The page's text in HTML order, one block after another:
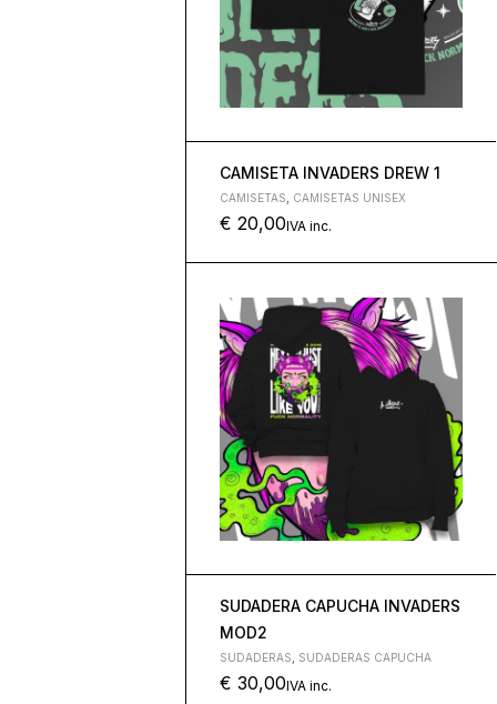
CAMISETA INVADERS DREW 1
CAMISETAS CAMISETAS UNISEX
€ 20,00IVA inc.
SUDADERA CAPUCHA INVADERS
MOD2
SUDADERAS SUDADERAS CAPUCHA
€ 30,00IVA inc.